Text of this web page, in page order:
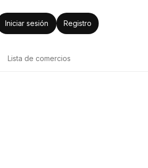
Iniciar sesión Registro
Lista de comercios